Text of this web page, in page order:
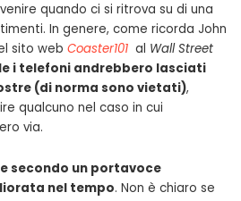
quando ci si ritrova su di una
In genere, come ricorda John
sito web Coaster101 al Wall Street
i telefoni andrebbero lasciati
(di norma sono vietati),
qualcuno nel caso in cui
via.
secondo un portavoce
nel tempo. Non è chiaro se